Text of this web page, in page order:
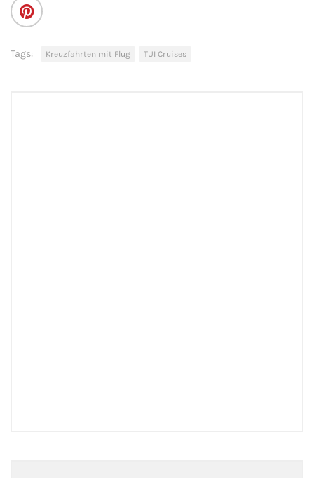
Tags: Kreuzfahrten mit Flug TUI Cruises